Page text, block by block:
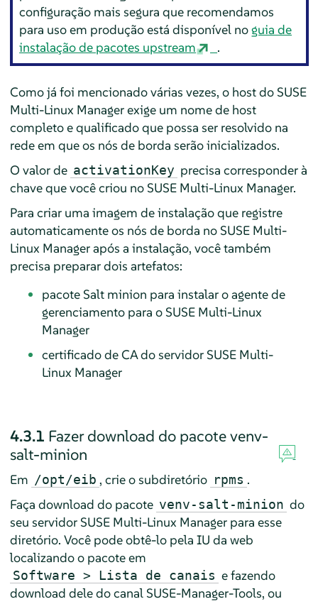
configuração mais segura que recomendamos
para uso em produção está disponível noguia de
instalação de pacotes upstream
.
Como já foi mencionado várias vezes, o host do SUSE
Multi-Linux Manager exige um nome de host
completo e qualificado que possa ser resolvido na
rede em que os nós de borda serão inicializados.
O valor de activationKey precisa corresponder à
chave que você criou no SUSE Multi-Linux Manager.
Para criar uma imagem de instalação que registre
automaticamente os nós de borda no SUSE Multi-
Linux Manager após a instalação, você também
precisa preparar dois artefatos:
pacote Salt minion para instalar o agente de
gerenciamento para o SUSE Multi-Linux
Manager
certificado de CA do servidor SUSE Multi-
Linux Manager
4.3.1 Fazer download do pacote venv-
salt-minion
Em /opt/eib , crie o subdiretório rpms .
Faça download do pacote venv-salt-minion do
seu servidor SUSE Multi-Linux Manager para esse
diretório. Você pode obtê-lo pela IU da web
localizando o pacote em
Software > Lista de canais e fazendo
download dele do canal SUSE-Manager-Tools, ou